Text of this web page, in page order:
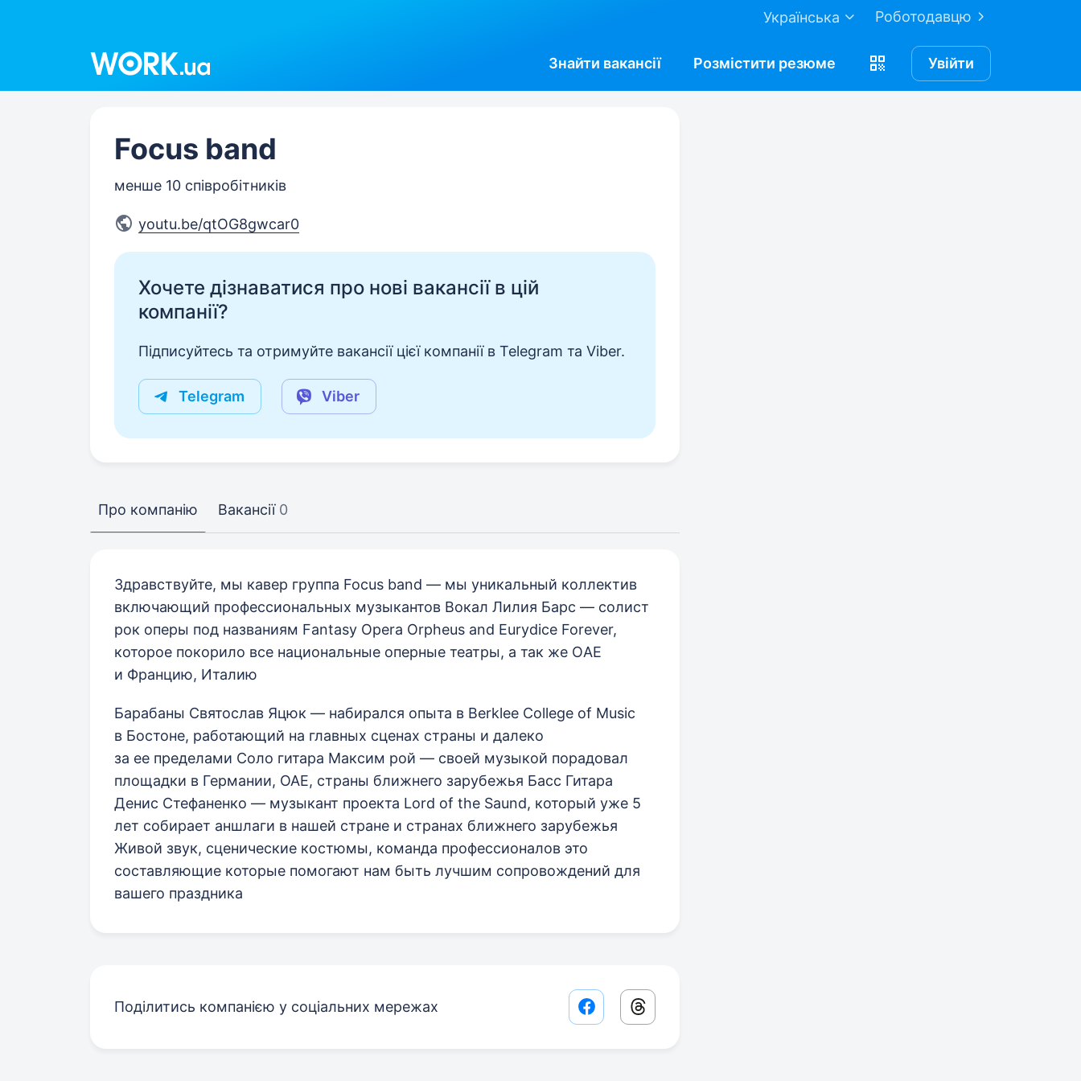
Роботодавцю
Українська
Знайти вакансії Розмістити резюме Увійти
Focus band
менше 10 співробітників
youtu.be/qtOG8gwcar0
Хочете дізнаватися про нові вакансії в цій
компанії?
Підписуйтесь та отримуйте вакансії цієї компанії в Telegram та Viber.
Telegram Viber
Про компанію Вакансії 0
Здравствуйте, мы кавер группа Focus band — мы уникальный коллектив
включающий профессиональных музыкантов Вокал Лилия Барс — солист
рок оперы под названиям Fantasy Opera Orpheus and Eurydice Forever,
которое покорило все национальные оперные театры, а так же ОAE
и Францию, Италию
Барабаны Святослав Яцюк — набирался опыта в Berklee College of Music
в Бостоне, работающий на главных сценах страны и далеко
за ее пределами Соло гитара Максим рой — своей музыкой порадовал
площадки в Германии, ОАЕ, страны ближнего зарубежья Басс Гитара
Денис Стефаненко — музыкант проекта Lord of the Saund, который уже 5
лет собирает аншлаги в нашей стране и странах ближнего зарубежья
Живой звук, сценические костюмы, команда профессионалов это
составляющие которые помогают нам быть лучшим сопровождений для
вашего праздника
Поділитись компанією у соціальних мережах Facebook share link
Threads share link